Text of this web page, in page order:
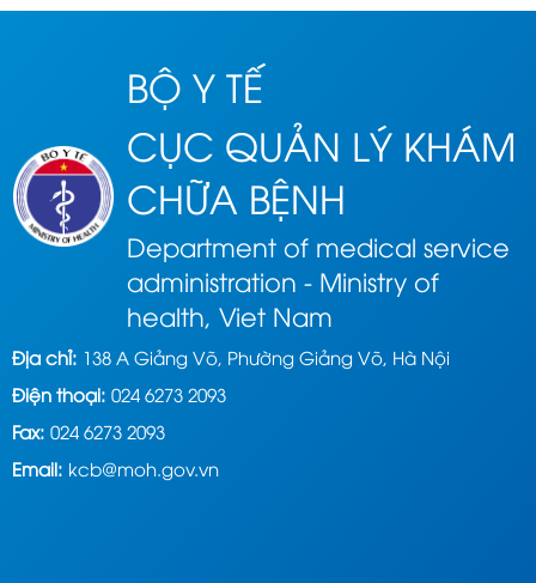
BỘ Y TẾ
CỤC QUẢN LÝ KHÁM
CHỮA BỆNH
Department of medical service
administration - Ministry of
health, Viet Nam
Địa chỉ: 138 A Giảng Võ, Phường Giảng Võ, Hà Nội
Điện thoại: 024 6273 2093
Fax: 024 6273 2093
Email: kcb@moh.gov.vn